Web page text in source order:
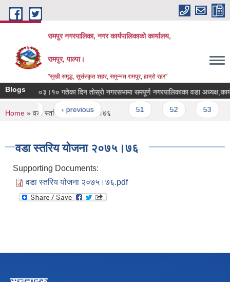
Skip to main content
रामपुर नगरपालिका, नगर कार्यपालिकाको कार्यालय,
रामपुर, पाल्पा।
"सुखी समृद्ध, सुसंस्कृत शहर, समुन्नत रामपुर, हाम्रो रहर"
Blogs मिति २०७५।०३।१० गतेका दिन ताेस्राे नगरसभामा समपूर्ण
« first ‹ previous …
You are here
Home » वडा स्तरिय योजना २०७५।७६
वडा स्तरिय योजना २०७५।७६
Supporting Documents:
वडा स्तरिय योजना २०७५।७६.pdf